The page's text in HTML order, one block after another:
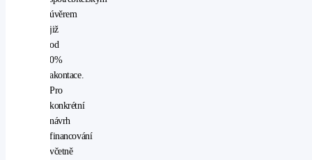
volant
palubní
počítač
posilovač
řízení
přední
světla
LED
protiprokluzový
systém
úvěrem
již
od
0%
akontace.
Pro
konkrétní
návrh
financování
včetně